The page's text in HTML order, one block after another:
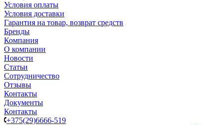
Условия оплаты
Условия доставки
Гарантия на товар, возврат средств
Бренды
Компания
О компании
Новости
Статьи
Сотрудничество
Отзывы
Контакты
Документы
Контакты
+375(29)6666-519